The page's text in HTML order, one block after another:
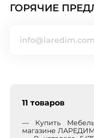
ГОРЯЧИЕ
11 товаров
— Купить
магазине ЛАРЕДИМ